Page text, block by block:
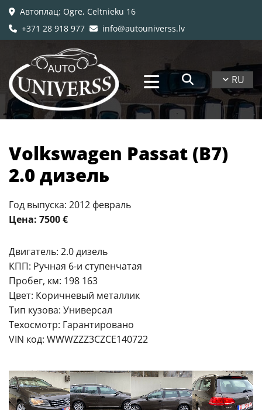
 Автоплац: Ogre, Celtnieku 16
 +371 28 918 977  info@autouniverss.lv
RU
Volkswagen Passat (B7)
2.0 дизель
Год выпуска: 2012 февраль
Цена: 7500 €
Двигатель: 2.0 дизель
КПП: Ручная 6-и ступенчатая
Пробег, км: 198 163
Цвет: Коричневый металлик
Тип кузова: Универсал
Техосмотр: Гарантировано
VIN код: WWWZZZ3CZCE140722